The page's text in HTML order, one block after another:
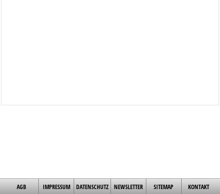
AGB IMPRESSUM DATENSCHUTZ NEWSLETTER SITEMAP KONTAKT